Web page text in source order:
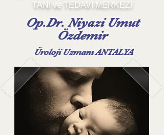
TANI ve TEDAVİ MERKEZİ
Op.Dr. Niyazi Umut
Özdemir
Üroloji Uzmanı ANTALYA